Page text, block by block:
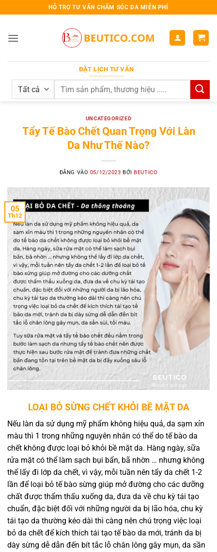
qua
dung
HỖ TRỢ TƯ VẤN CHĂM SÓC DA MIỄN PHÍ
ĐẶT LỊCH TƯ VẤN
Search
UNCATEGORIZED
Tẩy Tế Bào Chết Quan Trọng Với Làn
Da Như Thế Nào?
ĐĂNG VÀO 05/12/2023 BỞIBEUTICO
05
Th12
LOẠI BỎ SỪNG CHẾT KHỎI BỀ MẶT DA
Nếu làn da sử dụng mỹ phẩm không hiệu quả, da sạm xỉn
màu thì 1 trong những nguyên nhân có thể do tế bào da
chết không được loại bỏ khỏi bề mặt da. Hàng ngày, sữa
rửa mặt có thể làm sạch bụi bẩn, bã nhờn … nhưng không
thể lấy đi lớp da chết, vì vậy, mỗi tuần nên tẩy da chết 1-2
lần để loại bỏ tế bào sừng giúp mở đường cho các dưỡng
chất được thẩm thấu xuống da, đưa da về chu kỳ tái tạo
chuẩn, đặc biệt đối với những người da bị lão hóa, chu kỳ
tái tạo da thường kéo dài thì càng nên chú trọng việc loại
bỏ da chết để kích thích tái tạo tế bào da mới, tránh da bị
dày sừng dễ dẫn đến bít tắc lỗ chân lông gây mụn, da sần